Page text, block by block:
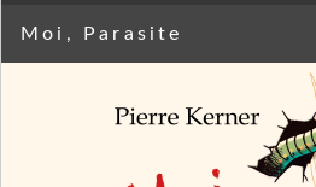
Moi, Parasite